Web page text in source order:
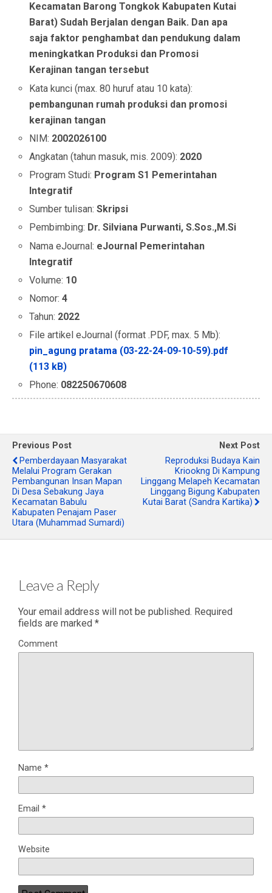
Kecamatan Barong Tongkok Kabupaten Kutai
Barat) Sudah Berjalan dengan Baik. Dan apa
saja faktor penghambat dan pendukung dalam
meningkatkan Produksi dan Promosi
Kerajinan tangan tersebut
Kata kunci (max. 80 huruf atau 10 kata):
pembangunan rumah produksi dan promosi
kerajinan tangan
NIM: 2002026100
Angkatan (tahun masuk, mis. 2009): 2020
Program Studi: Program S1 Pemerintahan
Integratif
Sumber tulisan:Skripsi
Pembimbing: Dr. Silviana Purwanti, S.Sos.,M.Si
Nama eJournal: eJournal Pemerintahan
Integratif
Volume: 10
Nomor:4
Tahun: 2022
File artikel eJournal (format .PDF, max. 5 Mb):
pin_agung pratama (03-22-24-09-10-59).pdf
(113 kB)
Phone: 082250670608
Previous Post
Pemberdayaan Masyarakat
Melalui Program Gerakan
Pembangunan Insan Mapan
Di Desa Sebakung Jaya
Kecamatan Babulu
Kabupaten Penajam Paser
Utara (Muhammad Sumardi)
Next Post
Reproduksi Budaya Kain
Kriookng Di Kampung
Linggang Melapeh Kecamatan
Linggang Bigung Kabupaten
Kutai Barat (Sandra Kartika)
Leave a Reply
Your email address will not be published. Required
fields are marked *
Comment
Name *
Email *
Website